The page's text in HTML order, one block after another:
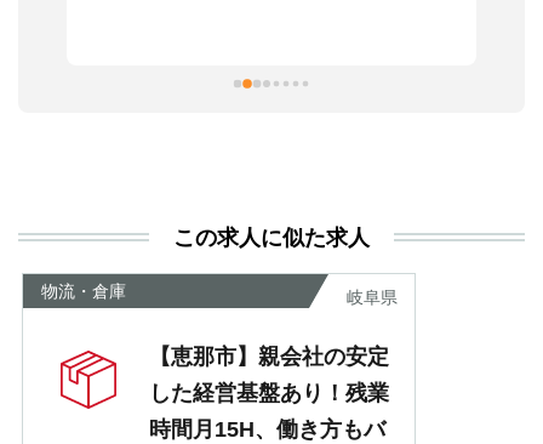
が
この求人に似た求人
物流・倉庫 岐阜県
【恵那市】親会社の安定
した経営基盤あり！残業
時間月15H、働き方もバ